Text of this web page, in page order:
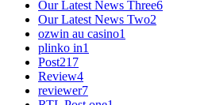
Our Latest News Three6
Our Latest News Two2
ozwin au casino1
plinko in1
Post217
Review4
reviewer7